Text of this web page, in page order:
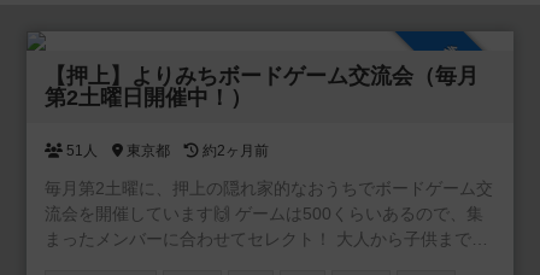
参加自由
【押上】よりみちボードゲーム交流会（毎月
第2土曜日開催中！）
51人 東京都 約2ヶ月前
毎月第2土曜に、押上の隠れ家的なおうちでボードゲーム交
流会を開催しています🙌 ゲームは500くらいあるので、集
まったメンバーに合わせてセレクト！ 大人から子供まで楽